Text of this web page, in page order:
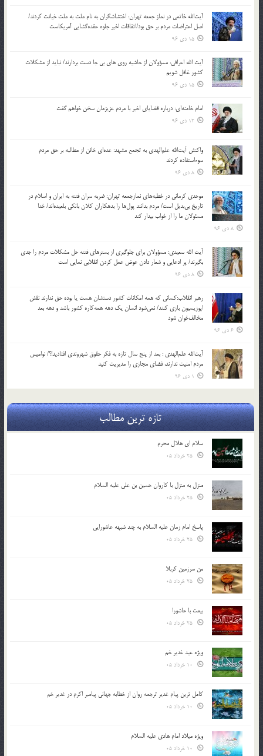
آیت‌الله خاتمی در نماز جمعه تهران: اغتشاشگران به نام ملت به ملت خیانت کردند/
اصل اعتراضات مردم بر حق بود/اتفاقات اخیر جلوه عقده‌گشایی آمریکاست
15 دی 96
آیت الله اعرافی: مسؤولان از حاشیه روی های بی جا دست بردارند/ نباید از مشکلات
کشور غافل شویم
15 دی 96
امام خامنه‌ای: درباره قضایای اخیر با مردم عزیزمان سخن خواهم گفت
12 دی 96
واکنش آیت‌الله علم‌الهدی به تجمع مشهد: عده‌ای خائن از مطالبه بر حق مردم
سوءاستفاده کردند
8 دی 96
موحدی کرمانی در خطبه‌های نمازجمعه تهران: ضربه‌ سران فتنه به ایران و اسلام در
تاریخ بی‌بدیل است/ مردم بدانند پول‌ها را بدهکاران کلان بانکی بلعیده‌اند/ خدا
مسئولان ما را از خواب بیدار کند
8 دی 96
آیت الله سعیدی: مسؤولان برای جلوگیری از بسترهای فتنه حل مشکلات مردم را جدی
بگیرند/ پر ادعایی و شعار دادن عوض عمل کردن انقلابی نمایی است
8 دی 96
رهبر انقلاب:کسانی که همه امکانات کشور دستشان هست یا بوده حق ندارند نقش
اپوزیسیون بازی کنند/ نمی‌شود انسان یک‌ دهه همه‌کاره کشور باشد و دهه بعد
مخالف‌خوان شود
6 دی 96
آیت‌الله علم‌الهدی : بعد از پنج سال تازه به فکر حقوق شهروندی افتادید!؟/ نوامیس
مردم امنیت ندارند، فضای مجازی را مدیریت کنید
1 دی 96
تازه ترین مطالب
سلام ای هلال محرم
منزل به منزل با کاروان حسین بن علی علیه السلام
پاسخ امام زمان علیه السلام به چند شبهه عاشورایی
من سرزمین کربلا
بیعت با عاشورا
ویژه عید غدیر خم
کامل ترین پیام غدیر ترجمه روان از خطابه جهانی پیامبر اکرم در غدیر خم
ویژه میلاد امام هادی علیه السلام